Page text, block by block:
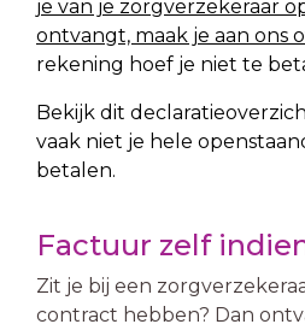
je van je zorgverzekeraar
ontvangt, maak je aan ons
rekening hoef je niet te
Bekijk dit
vaak niet je hele
betalen.
Factuur zelf
Zit je bij een
contract hebben? Dan